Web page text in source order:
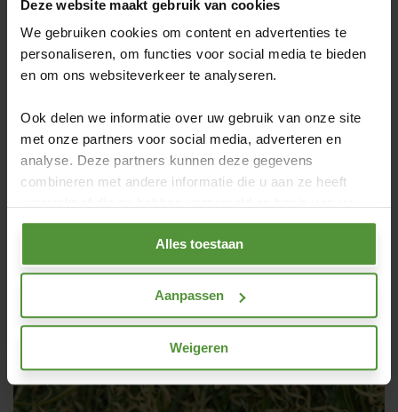
Deze website maakt gebruik van cookies
We gebruiken cookies om content en advertenties te
personaliseren, om functies voor social media te bieden
en om ons websiteverkeer te analyseren.
Ook delen we informatie over uw gebruik van onze site
met onze partners voor social media, adverteren en
analyse. Deze partners kunnen deze gegevens
combineren met andere informatie die u aan ze heeft
gebruik van hun services.
Alles toestaan
Aanpassen
Weigeren
Gratis staal aanvragen